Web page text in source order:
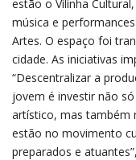
estão o Vilinha
música e
Artes. O espaço foi
cidade. As iniciativas
“Descentralizar a
jovem é investir não
artístico, mas também
estão no movimento
preparados e